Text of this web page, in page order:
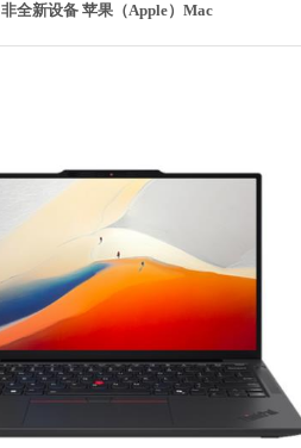
非全新设备 苹果（Apple）Mac